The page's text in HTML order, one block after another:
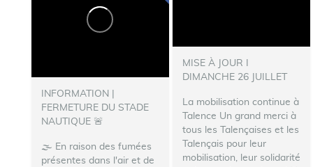
MISE À JOUR I
DIMANCHE 26 JUILLET
La mobilisation continue à
Talence Un grand merci à
tous les Talençaises et les
Talençais pour leur
mobilisation, leur solidarité
INFORMATION |
FERMETURE DU STADE
NAUTIQUE 🚨
🌫️ En raison des fumées
présentes dans l'air et de